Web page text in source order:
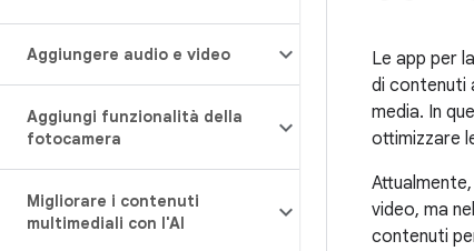
Aggiungere audio e video
Aggiungi funzionalità della
fotocamera
Migliorare i contenuti
multimediali con l'AI
Le app per
di contenuti
media. In
ottimizzare
video, ma
contenuti